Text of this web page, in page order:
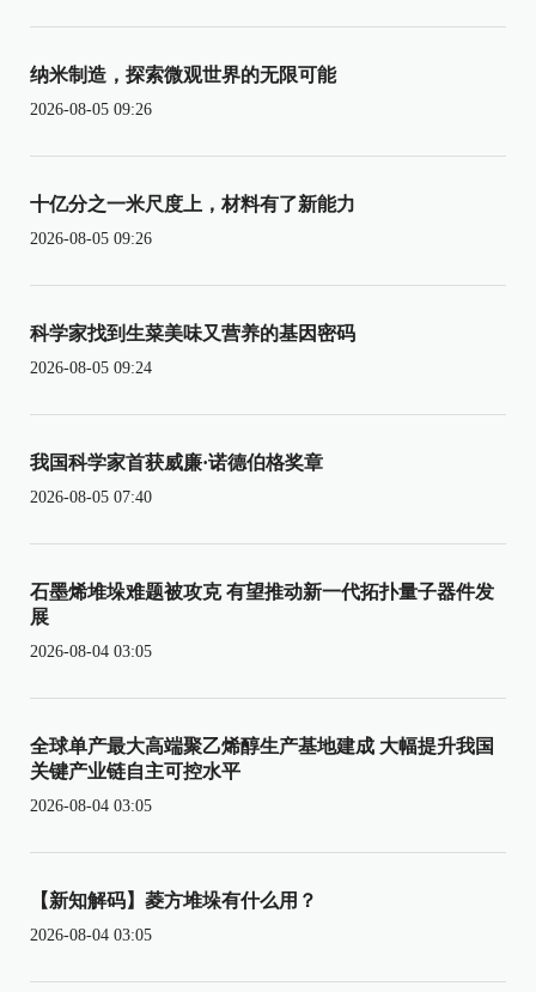
纳米制造，探索微观世界的无限可能
2026-08-05 09:26
十亿分之一米尺度上，材料有了新能力
2026-08-05 09:26
科学家找到生菜美味又营养的基因密码
2026-08-05 09:24
我国科学家首获威廉·诺德伯格奖章
2026-08-05 07:40
石墨烯堆垛难题被攻克 有望推动新一代拓扑量子器件发
展
2026-08-04 03:05
全球单产最大高端聚乙烯醇生产基地建成 大幅提升我国
关键产业链自主可控水平
2026-08-04 03:05
【新知解码】菱方堆垛有什么用？
2026-08-04 03:05